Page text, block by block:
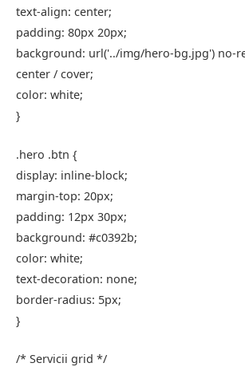
text-align: center;
padding: 80px 20px;
background: url('../img/hero-bg.jpg') no-
center / cover;
color: white;
}
.hero .btn {
display: inline-block;
margin-top: 20px;
padding: 12px 30px;
background: #c0392b;
color: white;
text-decoration: none;
border-radius: 5px;
}
/* Servicii grid */